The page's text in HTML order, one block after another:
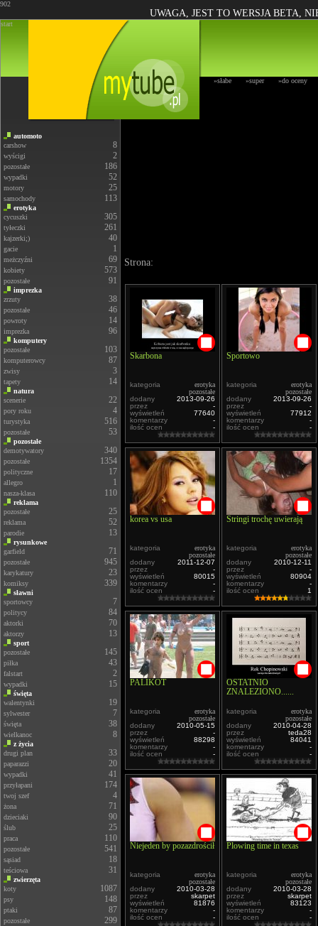
902
UWAGA, JEST TO WERSJA BETA,
start
»słabe »super »do oceny
automoto
carshow
8
wyścigi 2
pozostałe 186
wypadki 52
motory 25
samochody 113
erotyka
cycuszki
305
tyłeczki 261
kajzerki;) 40
gacie 1
meżczyźni 69
kobiety 573
pozostałe 91
imprezka
zrzuty
38
pozostałe 46
powroty 14
imprezka 96
komputery
pozostałe
103
komputerowcy 87
zwisy 3
tapety 14
natura
scenerie
22
pory roku 4
turystyka 516
pozostałe 53
pozostałe
demotywatory
340
pozostałe 1354
polityczne 17
allegro 1
nasza-klasa 110
reklama
pozostałe
25
reklama 52
parodie 13
rysunkowe
garfield
71
pozostałe 945
karykatury 23
komiksy 339
sławni
sportowcy
7
politycy 84
aktorki 70
aktorzy 13
sport
pozostałe
145
piłka 43
falstart 2
wypadki 15
święta
walentynki
19
sylwester 7
święta 38
wielkanoc 8
z życia
drugi plan
33
paparazzi 20
wypadki 41
przyłapani 174
twoj szef 4
żona 71
dzieciaki 90
ślub 25
praca 110
pozostałe 541
sąsiad 18
teściowa 31
zwierzęta
koty
1087
psy 148
ptaki 87
pozostałe 299
Strona:
Skarbona
kategoria
erotyka
pozostałe
dodany
2013-09-26
przez
-
wyświetleń
77640
komentarzy
-
ilość ocen
-
Sportowo
kategoria
erotyka
pozostałe
dodany
2013-09-26
przez
-
wyświetleń
77912
komentarzy
-
ilość ocen
-
korea vs usa
kategoria
erotyka
pozostałe
dodany
2011-12-07
przez
-
wyświetleń
80015
komentarzy
-
ilość ocen
-
Stringi trochę uwierają
kategoria
erotyka
pozostałe
dodany
2010-12-11
przez
-
wyświetleń
80904
komentarzy
-
ilość ocen
1
PALIKOT
kategoria
erotyka
pozostałe
dodany
2010-05-15
przez
-
wyświetleń
88298
komentarzy
-
ilość ocen
-
OSTATNIO
ZNALEZIONO......
kategoria
erotyka
pozostałe
dodany
2010-04-28
przez
teda28
wyświetleń
84041
komentarzy
-
ilość ocen
-
Niejeden by pozazdrościł
kategoria
erotyka
pozostałe
dodany
2010-03-28
przez
skarpet
wyświetleń
81876
komentarzy
-
ilość ocen
-
Plowing time in texas
kategoria
erotyka
pozostałe
dodany
2010-03-28
przez
skarpet
wyświetleń
83123
komentarzy
-
ilość ocen
-